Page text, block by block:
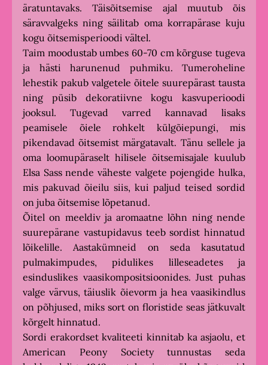
äratuntavaks. Täisõitsemise ajal muutub õis
säravvalgeks ning säilitab oma korrapärase kuju
kogu õitsemisperioodi vältel.
Taim moodustab umbes 60-70 cm kõrguse tugeva
ja hästi harunenud puhmiku. Tumeroheline
lehestik pakub valgetele õitele suurepärast tausta
ning püsib dekoratiivne kogu kasvuperioodi
jooksul. Tugevad varred kannavad lisaks
peamisele õiele rohkelt külgõiepungi, mis
pikendavad õitsemist märgatavalt. Tänu sellele ja
oma loomupäraselt hilisele õitsemisajale kuulub
Elsa Sass nende väheste valgete pojengide hulka,
mis pakuvad õieilu siis, kui paljud teised sordid
on juba õitsemise lõpetanud.
Õitel on meeldiv ja aromaatne lõhn ning nende
suurepärane vastupidavus teeb sordist hinnatud
lõikelille. Aastakümneid on seda kasutatud
pulmakimpudes, pidulikes lilleseadetes ja
esinduslikes vaasikompositsioonides. Just puhas
valge värvus, täiuslik õievorm ja hea vaasikindlus
on põhjused, miks sort on floristide seas jätkuvalt
kõrgelt hinnatud.
Sordi erakordset kvaliteeti kinnitab ka asjaolu, et
American Peony Society tunnustas seda